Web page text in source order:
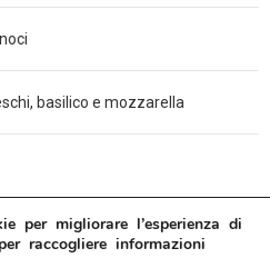
basilico e mozzarella
per migliorare l’esperienza di
raccogliere informazioni